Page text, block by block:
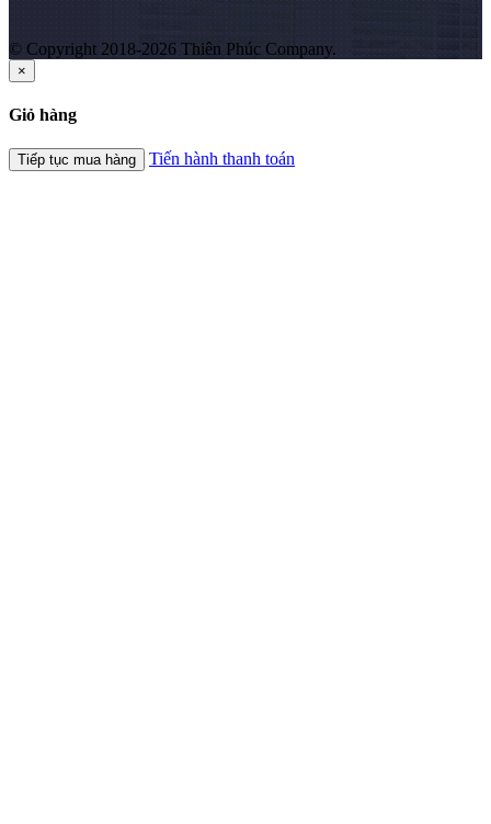
© Copyright 2018-2026 Thiên Phúc Company.
×
Giỏ hàng
Tiếp tục mua hàng Tiến hành thanh toán